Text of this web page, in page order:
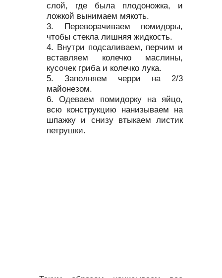
слой, где была плодоножка, и
ложкой вынимаем мякоть.
Переворачиваем помидоры,
чтобы стекла лишняя жидкость.
Внутри подсаливаем, перчим и
вставляем колечко маслины,
кусочек гриба и колечко лука.
Заполняем черри на 2/3
майонезом.
Одеваем помидорку на яйцо,
всю конструкцию нанизываем на
шпажку и снизу втыкаем листик
петрушки.